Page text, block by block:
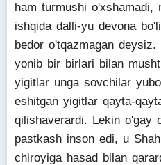
ham turmushi o'xshamadi,
ishqida dalli-yu devona
bedor o'tqazmagan
yonib bir birlari bilan
yigitlar unga sovchilar
eshitgan yigitlar qayta-
qilishaverardi. Lekin o'gay
pastkash inson edi, u
chiroyiga hasad bilan